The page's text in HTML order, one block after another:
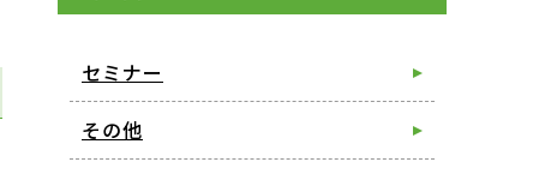
セミナー
その他